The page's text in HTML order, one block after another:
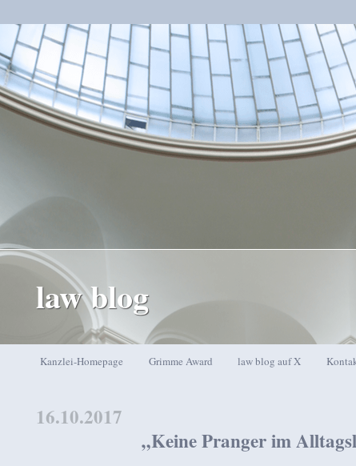
law blog
Zum Inhalt wechseln
Zum sekundären Inhalt wechseln
Kanzlei-Homepage Grimme Award law blog auf X
„Keine Pranger im
16.10.2017